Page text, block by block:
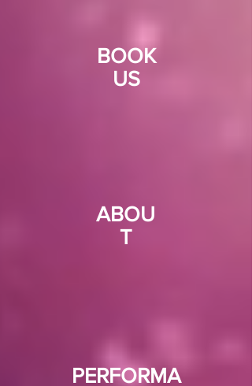
BOOK
US
ABOU
T
PERFORMA